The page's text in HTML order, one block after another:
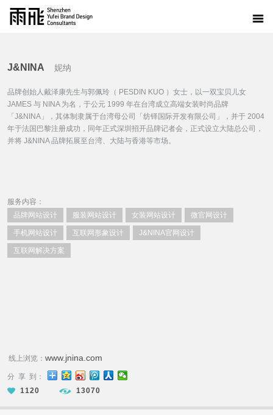
J&NINA 妮纳
品牌创始人戴泽康先生与郭佩玲（ PESDIN KUO ）女士，以一双宝贝儿女
JAMES 与 NINA 为名，于公元 1999 年在台湾成立高端女装时尚品牌
「J&NINA」，其体制隶属于台湾母公司「纺铎国际开发有限公司」，并于 2004
年于法国巴黎注册成功，同年正式深圳招开品牌记者会，正式设立大陆总公司，
并将 J&NINA 品牌拓展至台湾、大陆与香港等市场。
服务内容：
品牌网站设计
服装网站设计 女装网站设计 微官网设计
手机网站设计 互联网形象设计 J&NINA官网设计
互联网解决方案
线上浏览： www.jnina.com
分 享 到：
1120
13070